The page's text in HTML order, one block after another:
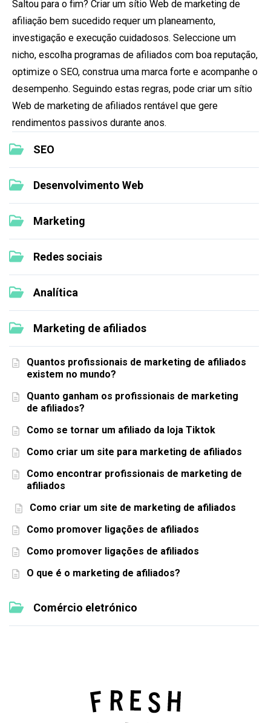
SEO
Desenvolvimento Web
Marketing
Redes sociais
Analítica
Marketing de afiliados
Quantos profissionais de marketing de afiliados
existem no mundo?
Quanto ganham os profissionais de marketing
de afiliados?
Como se tornar um afiliado da loja Tiktok
Como criar um site para marketing de afiliados
Como encontrar profissionais de marketing de
afiliados
Como criar um site de marketing de afiliados
Como promover ligações de afiliados
Como promover ligações de afiliados
O que é o marketing de afiliados?
Comércio eletrónico
Saltou para o fim? Criar um sítio Web de marketing de
afiliação bem sucedido requer um planeamento,
investigação e execução cuidadosos. Seleccione um
nicho, escolha programas de afiliados com boa reputação,
optimize o SEO, construa uma marca forte e acompanhe o
desempenho. Seguindo estas regras, pode criar um sítio
Web de marketing de afiliados rentável que gere
rendimentos passivos durante anos.